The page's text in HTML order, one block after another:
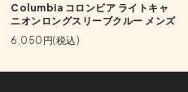
Columbia コロンビア ライトキャ
ニオンロングスリーブクルー メンズ
6,050円(税込)